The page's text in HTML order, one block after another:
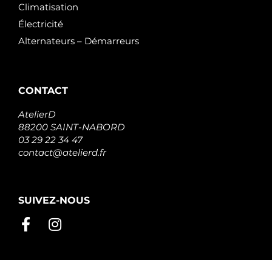
Climatisation
Électricité
Alternateurs – Démarreurs
CONTACT
AtelierD
88200 SAINT-NABORD
03 29 22 34 47
contact@atelierd.fr
SUIVEZ-NOUS